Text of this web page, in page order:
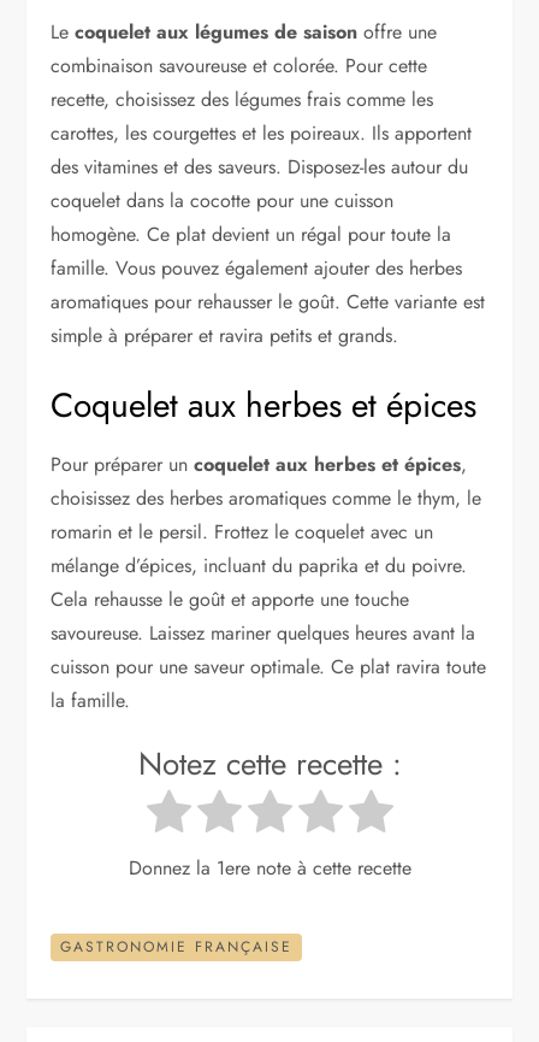
Lecoquelet aux légumes de saison offre une
combinaison savoureuse et colorée. Pour cette
recette, choisissez des légumes frais comme les
carottes, les courgettes et les poireaux. Ils apportent
des vitamines et des saveurs. Disposez-les autour du
coquelet dans la cocotte pour une cuisson
homogène. Ce plat devient un régal pour toute la
famille. Vous pouvez également ajouter des herbes
aromatiques pour rehausser le goût. Cette variante est
simple à préparer et ravira petits et grands.
Coquelet aux herbes et épices
Pour préparer uncoquelet aux herbes et épices,
choisissez des herbes aromatiques comme le thym, le
romarin et le persil. Frottez le coquelet avec un
mélange d’épices, incluant du paprika et du poivre.
Cela rehausse le goût et apporte une touche
savoureuse. Laissez mariner quelques heures avant la
cuisson pour une saveur optimale. Ce plat ravira toute
la famille.
Notez cette recette :
Donnez la 1ere note à cette recette
GASTRONOMIE FRANÇAISE